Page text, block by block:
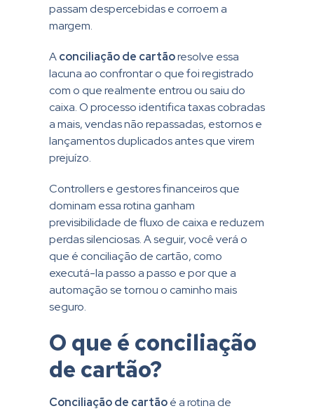
passam despercebidas e corroem a
margem.
Aconciliação de cartãoresolve essa
lacuna ao confrontar o que foi registrado
com o que realmente entrou ou saiu do
caixa. O processo identifica taxas cobradas
a mais, vendas não repassadas, estornos e
lançamentos duplicados antes que virem
prejuízo.
Controllers e gestores financeiros que
dominam essa rotina ganham
previsibilidade de fluxo de caixa e reduzem
perdas silenciosas. A seguir, você verá o
que é conciliação de cartão, como
executá-la passo a passo e por que a
automação se tornou o caminho mais
seguro.
O que é conciliação
de cartão?
Conciliação de cartãoé a rotina de